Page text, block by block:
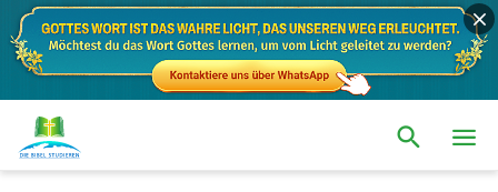
Das alte Testament Das neue Testament
Matthäus Markus